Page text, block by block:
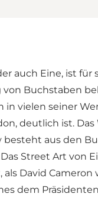
auch Eine, ist für
von Buchstaben
in vielen seiner
deutlich ist. Das
besteht aus den
Das Street Art von
David Cameron
dem